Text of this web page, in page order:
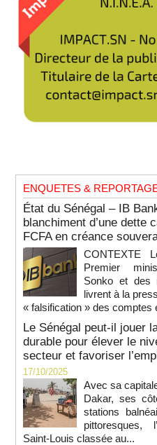
ENQUETES &
État du Sénégal – IB
blanchiment d’une dette
FCFA en créance
CONTEXTE
Premier
Sonko et des
livrent à la
« falsification » des comptes
Le Sénégal peut-il jouer
durable pour élever le
secteur et favoriser
17/10/2025
Avec sa
Dakar, ses
stations
pittoresques,
Saint-Louis classée au...